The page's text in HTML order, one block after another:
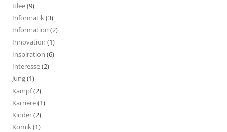
Idee(9)
Informatik(3)
Information (2)
Innovation (1)
Inspiration (6)
Interesse(2)
Jung(1)
Kampf(2)
Karriere(1)
Kinder(2)
Komik(1)